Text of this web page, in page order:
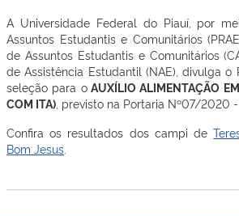
A Universidade Federal do Piauí, por
Assuntos Estudantis e Comunitários
de Assuntos Estudantis e Comunitários
de Assistência Estudantil (NAE), divulga o
seleção para oAUXÍLIO ALIMENTAÇÃO
COM ITA) , previsto na Portaria Nº07/2020
Confira os resultados dos campi de
Bom Jesus